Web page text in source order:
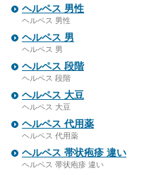
ヘルペス 男性
ヘルペス 男性
ヘルペス 男
ヘルペス 男
ヘルペス 段階
ヘルペス 段階
ヘルペス 大豆
ヘルペス 大豆
ヘルペス 代用薬
ヘルペス 代用薬
ヘルペス 帯状疱疹 違い
ヘルペス 帯状疱疹 違い